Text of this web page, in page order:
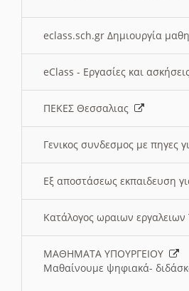
eclass.sch.gr Δημιουργία
eClass - Εργασίες και
ΠΕΚΕΣ Θεσσαλιας
Γενικος συνδεσμος με πηγες
Εξ αποστάσεως εκπαιδευση
Κατάλογος ωραιων εργαλειων
ΜΑΘΗΜΑΤΑ ΥΠΟΥΡΓΕΙΟΥ
Μαθαίνουμε ψηφιακά-